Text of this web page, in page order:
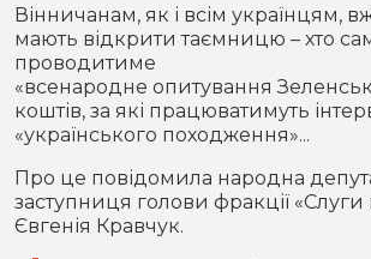
Конфлікти
Партнери
Спорт
Спорт
Футбол
Контакти
Вінничанам, як і всім українцям,
мають відкрити таємницю – хто
проводитиме
«всенародне опитування
коштів, за які працюватимуть
«українського походження»...
Про це повідомила народна
заступниця голови фракції «Слуги
Євгенія Кравчук.